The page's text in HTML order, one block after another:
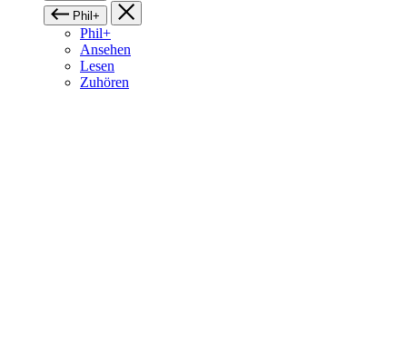
Phil+
Phil+
Ansehen
Lesen
Zuhören